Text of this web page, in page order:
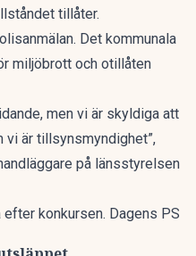
tillåter.
Det kommunala
miljöbrott och otillåten
men vi är skyldiga att
vi är tillsynsmyndighet”,
på länsstyrelsen
konkursen. Dagens PS